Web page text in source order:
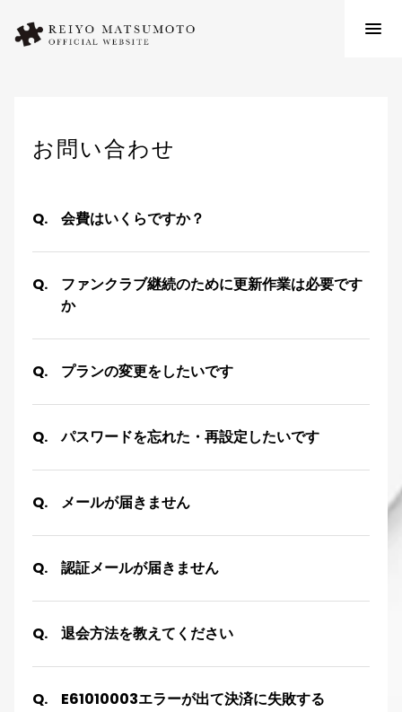
お問い合わせ
会費はいくらですか？
ファンクラブ継続のために更新作業は必要です
か
プランの変更をしたいです
パスワードを忘れた・再設定したいです
メールが届きません
認証メールが届きません
退会方法を教えてください
E61010003エラーが出て決済に失敗する